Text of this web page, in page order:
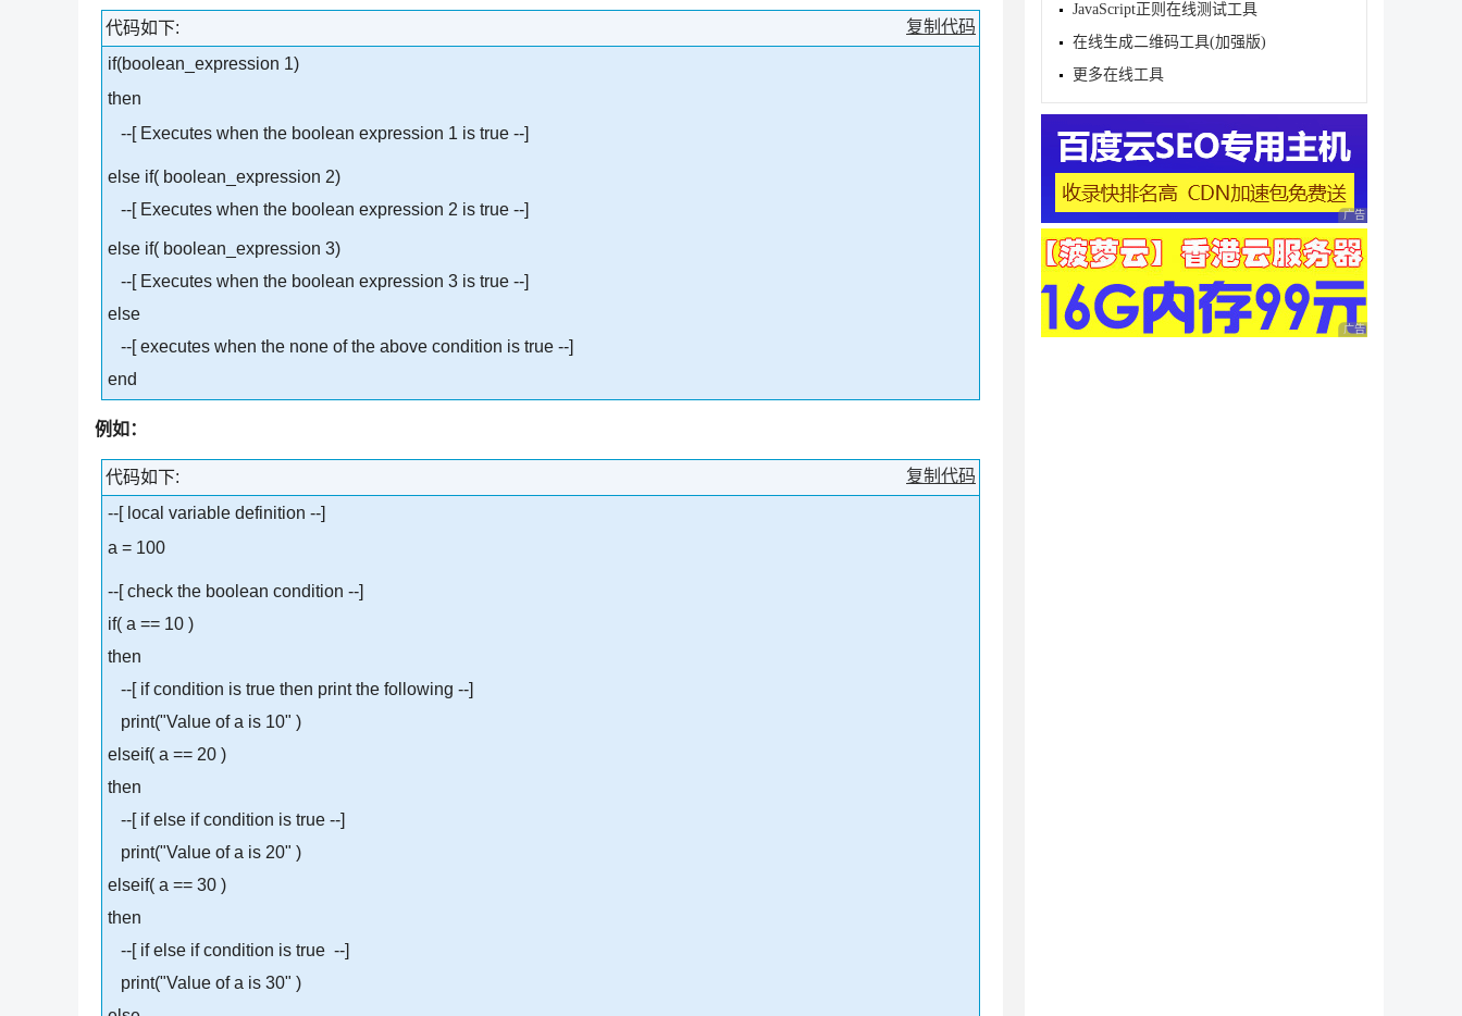
复制代码
代码如下:
if(boolean_expression 1)
then
--[ Executes when the boolean expression 1 is true --]
else if( boolean_expression 2)
--[ Executes when the boolean expression 2 is true --]
else if( boolean_expression 3)
--[ Executes when the boolean expression 3 is true --]
else
--[ executes when the none of the above condition is true --]
end
例如：
复制代码
代码如下:
--[ local variable definition --]
a = 100
--[ check the boolean condition --]
if( a == 10 )
then
--[ if condition is true then print the following --]
print("Value of a is 10" )
elseif( a == 20 )
then
--[ if else if condition is true --]
print("Value of a is 20" )
elseif( a == 30 )
then
--[ if else if condition is true --]
print("Value of a is 30" )
JavaScript正则在线测试工具
在线生成二维码工具(加强版)
更多在线工具
广告 商业广告，理性
广告 商业广告，理性